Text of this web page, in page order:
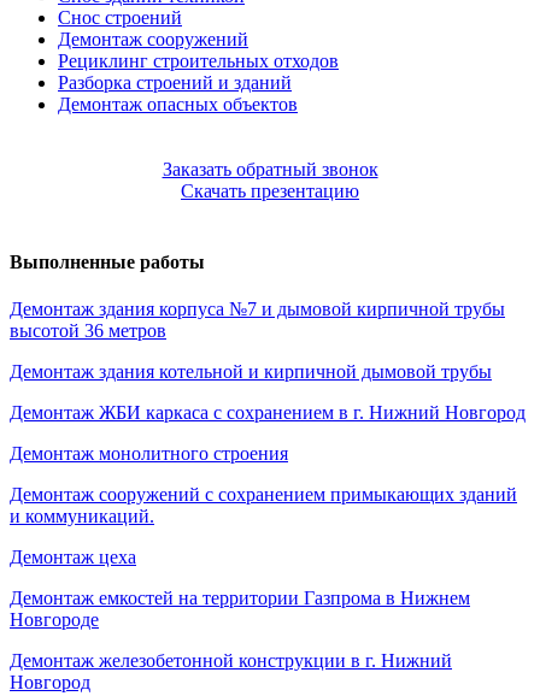
Снос строений
Демонтаж сооружений
Рециклинг строительных отходов
Разборка строений и зданий
Демонтаж опасных объектов
Заказать обратный звонок
Скачать презентацию
Выполненные работы
Демонтаж здания корпуса №7 и дымовой кирпичной трубы
высотой 36 метров
Демонтаж здания котельной и кирпичной дымовой трубы
Демонтаж ЖБИ каркаса с сохранением в г. Нижний Новгород
Демонтаж монолитного строения
Демонтаж сооружений с сохранением примыкающих зданий
и коммуникаций.
Демонтаж цеха
Демонтаж емкостей на территории Газпрома в Нижнем
Новгороде
Демонтаж железобетонной конструкции в г. Нижний
Новгород